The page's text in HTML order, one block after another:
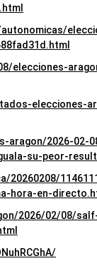
elecciones-
elecciones-
aragon/2026-02-
su-peor-
20260208/
hora-en-
2026/02/08/